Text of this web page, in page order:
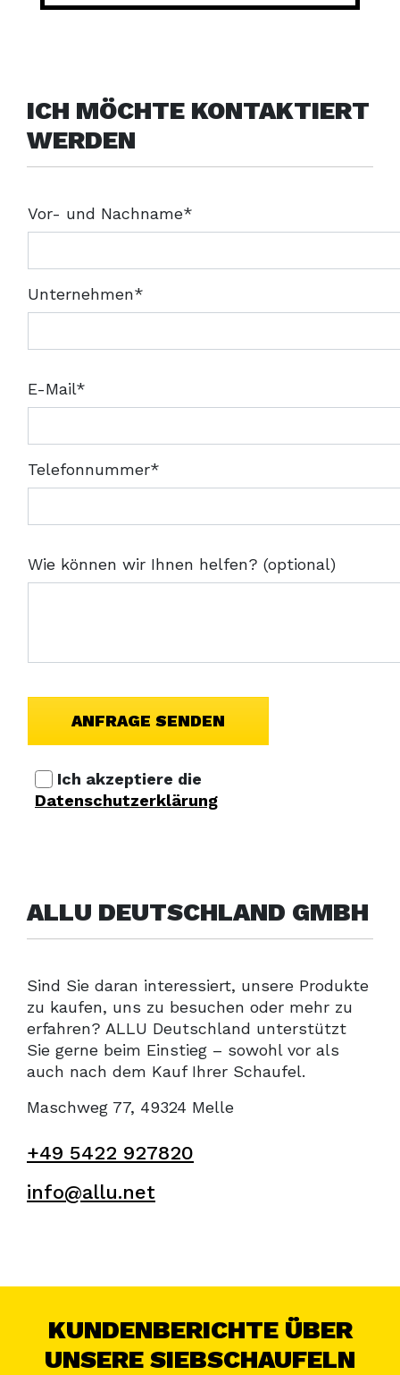
ICH MÖCHTE KONTAKTIERT
WERDEN
Vor- und Nachname*
Unternehmen*
E-Mail*
Telefonnummer*
Wie können wir Ihnen helfen? (optional)
Ich akzeptiere die
Datenschutzerklärung
ALLU DEUTSCHLAND GMBH
Sind Sie daran interessiert, unsere Produkte
zu kaufen, uns zu besuchen oder mehr zu
erfahren? ALLU Deutschland unterstützt
Sie gerne beim Einstieg – sowohl vor als
auch nach dem Kauf Ihrer Schaufel.
Maschweg 77, 49324 Melle
+49 5422 927820
info@allu.net
KUNDENBERICHTE ÜBER
UNSERE SIEBSCHAUFELN